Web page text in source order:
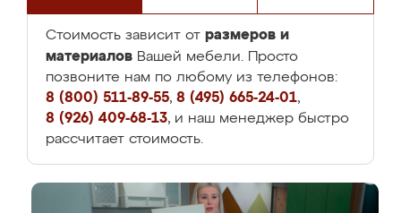
Стоимость зависит от размеров и
материалов Вашей мебели. Просто
позвоните нам по любому из телефонов:
8 (800) 511-89-55, 8 (495) 665-24-01,
8 (926) 409-68-13, и наш менеджер быстро
рассчитает стоимость.